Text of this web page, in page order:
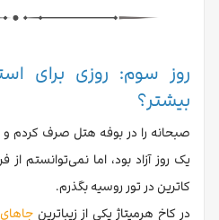
روز سوم: روزی برای
بیشتر؟
صبحانه را در بوفه هتل صرف کردم و
یک روز آزاد بود، اما نمی‌توانستم
کاترین در تور روسیه بگذرم.
در کاخ هرمیتاژ یکی از زیباترین